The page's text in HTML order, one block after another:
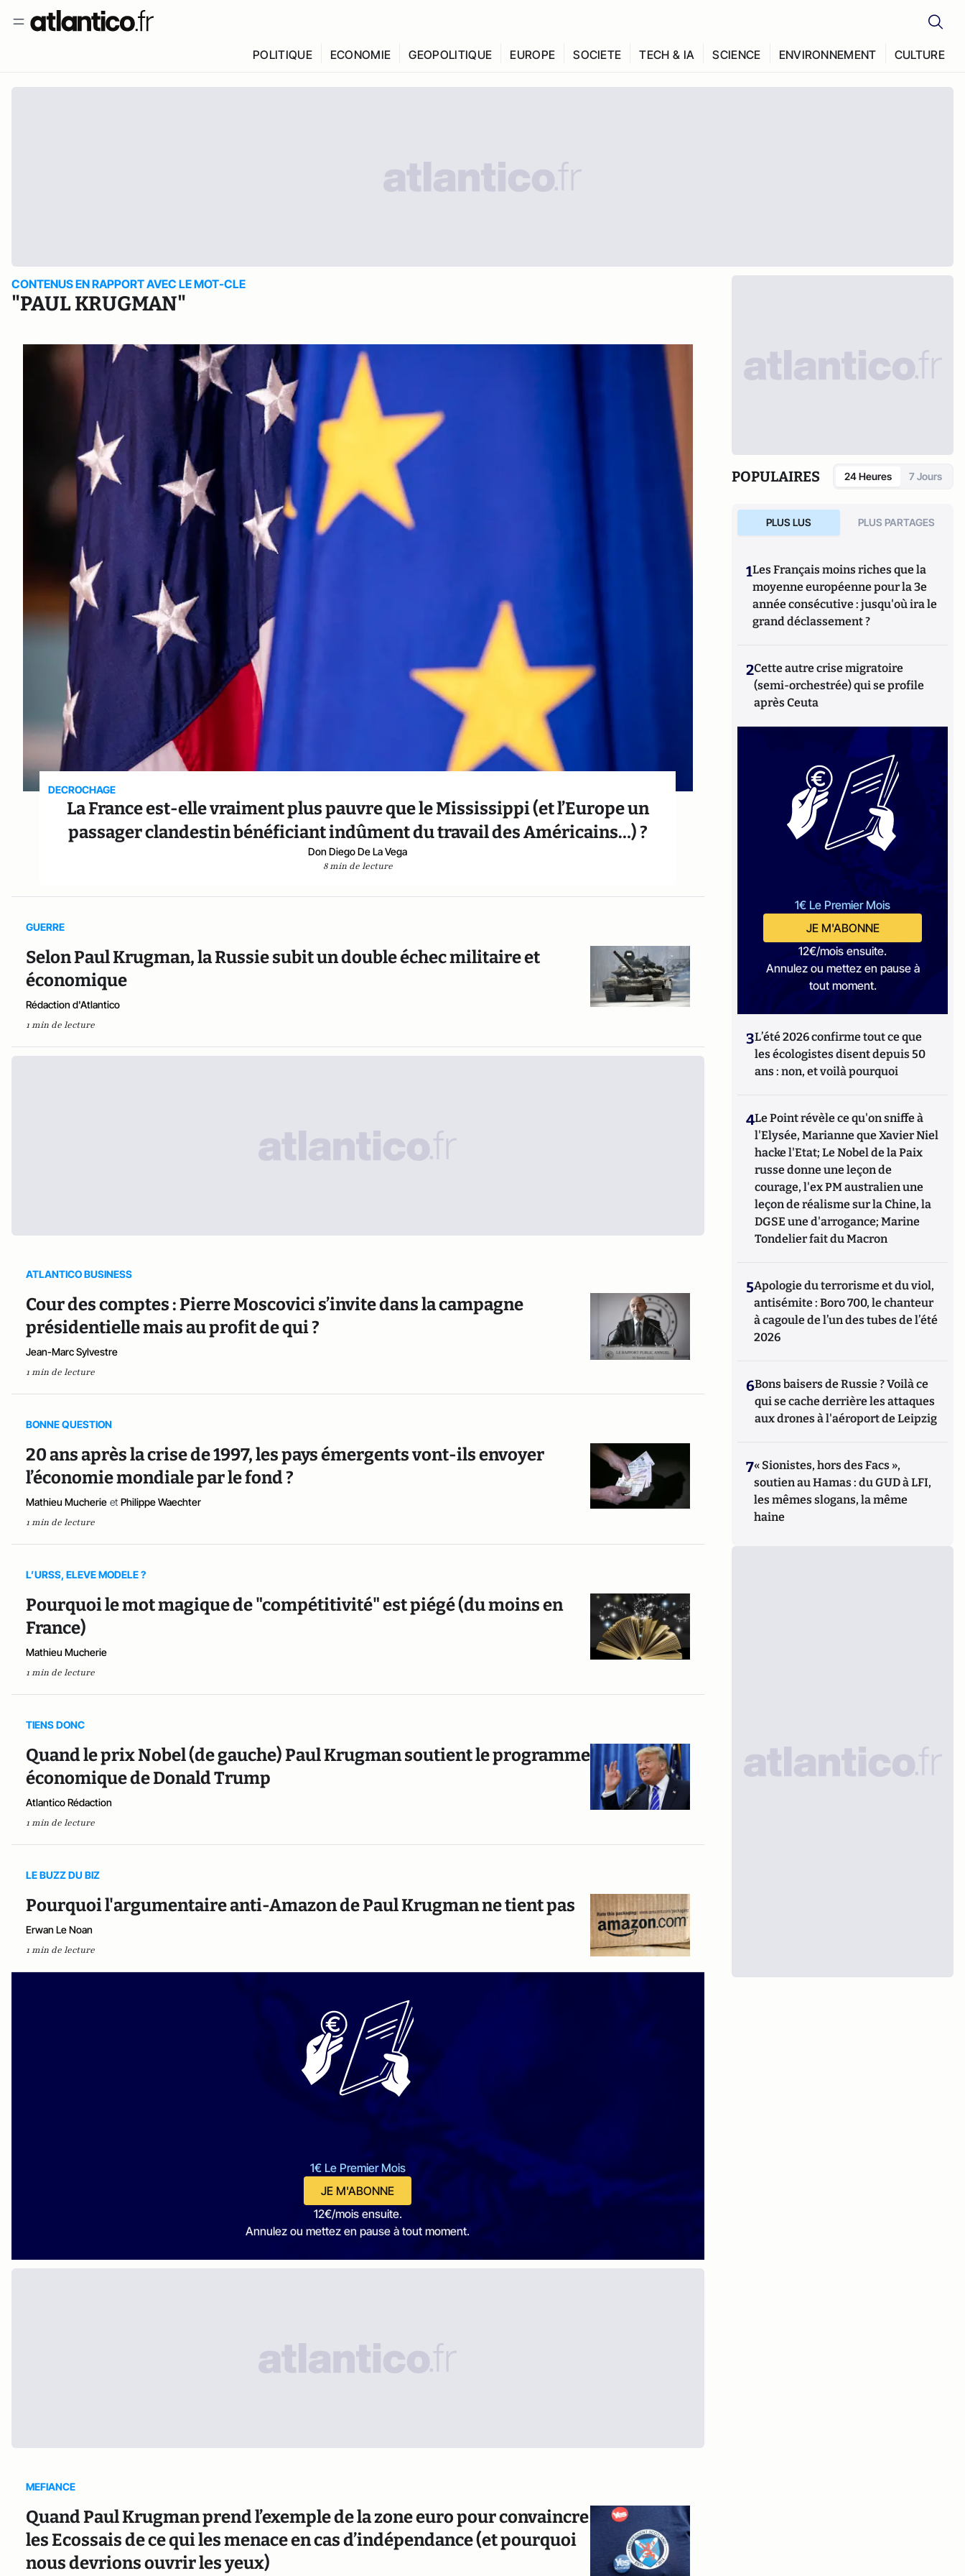
POLITIQUE ECONOMIE GEOPOLITIQUE EUROPE SOCIETE TECH & IA SCIENCE ENVIRONNEMENT CULTURE
CONTENUS EN RAPPORT AVEC LE MOT-CLE
"PAUL KRUGMAN"
DECROCHAGE
La France est-elle vraiment plus pauvre que le Mississippi (et l’Europe un
passager clandestin bénéficiant indûment du travail des Américains…) ?
Don Diego De La Vega
8 min de lecture
GUERRE
Selon Paul Krugman, la Russie subit un double échec militaire et
économique
Rédaction d'Atlantico
1 min de lecture
ATLANTICO BUSINESS
Cour des comptes : Pierre Moscovici s’invite dans la campagne
présidentielle mais au profit de qui ?
Jean-Marc Sylvestre
1 min de lecture
BONNE QUESTION
20 ans après la crise de 1997, les pays émergents vont-ils envoyer
l’économie mondiale par le fond ?
Mathieu Mucherie et Philippe Waechter
1 min de lecture
L’URSS, ELEVE MODELE ?
Pourquoi le mot magique de "compétitivité" est piégé (du moins en
France)
Mathieu Mucherie
1 min de lecture
TIENS DONC
Quand le prix Nobel (de gauche) Paul Krugman soutient le programme
économique de Donald Trump
Atlantico Rédaction
1 min de lecture
LE BUZZ DU BIZ
Pourquoi l'argumentaire anti-Amazon de Paul Krugman ne tient pas
Erwan Le Noan
1 min de lecture
1€ Le Premier Mois
JE M'ABONNE
12€/mois ensuite.
Annulez ou mettez en pause à tout moment.
MEFIANCE
Quand Paul Krugman prend l’exemple de la zone euro pour convaincre
les Ecossais de ce qui les menace en cas d’indépendance (et pourquoi
nous devrions ouvrir les yeux)
POPULAIRES 24 Heures 7 Jours
PLUS LUS PLUS PARTAGES
1Les Français moins riches que la
moyenne européenne pour la 3e
année consécutive : jusqu'où ira le
grand déclassement ?
2Cette autre crise migratoire
(semi-orchestrée) qui se profile
après Ceuta
1€ Le Premier Mois
JE M'ABONNE
12€/mois ensuite.
Annulez ou mettez en pause à
tout moment.
3L’été 2026 confirme tout ce que
les écologistes disent depuis 50
ans : non, et voilà pourquoi
4Le Point révèle ce qu'on sniffe à
l'Elysée, Marianne que Xavier Niel
hacke l'Etat; Le Nobel de la Paix
russe donne une leçon de
courage, l'ex PM australien une
leçon de réalisme sur la Chine, la
DGSE une d'arrogance; Marine
Tondelier fait du Macron
5Apologie du terrorisme et du viol,
antisémite : Boro 700, le chanteur
à cagoule de l’un des tubes de l’été
2026
6Bons baisers de Russie ? Voilà ce
qui se cache derrière les attaques
aux drones à l'aéroport de Leipzig
7« Sionistes, hors des Facs »,
soutien au Hamas : du GUD à LFI,
les mêmes slogans, la même
haine